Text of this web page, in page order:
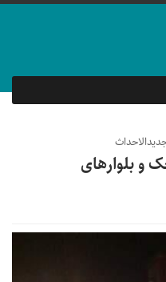
و بلوارهای